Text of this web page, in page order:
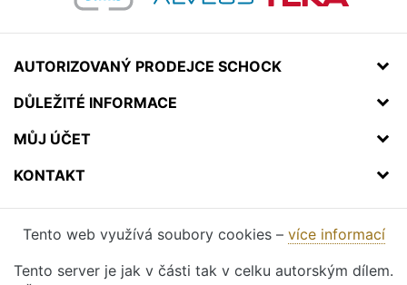
AUTORIZOVANÝ PRODEJCE SCHOCK
DŮLEŽITÉ INFORMACE
MŮJ ÚČET
KONTAKT
Tento web využívá soubory cookies – více informací
Tento server je jak v části tak v celku autorským dílem.